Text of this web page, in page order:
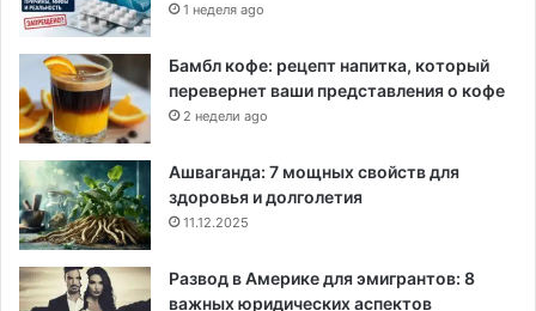
1 неделя ago
Бамбл кофе: рецепт напитка, который
перевернет ваши представления о кофе
2 недели ago
Ашваганда: 7 мощных свойств для
здоровья и долголетия
11.12.2025
Развод в Америке для эмигрантов: 8
важных юридических аспектов